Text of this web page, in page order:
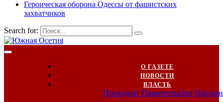
Героическая оборона Одессы от фашистских
захватчиков
Search for:
О ГАЗЕТЕ
НОВОСТИ
ВЛАСТЬ
Президент Правительство